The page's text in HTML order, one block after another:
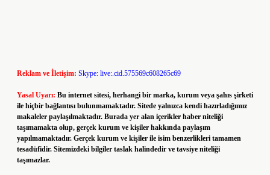
Reklam ve İletişim: Skype: live:.cid.575569c608265c69
Yasal Uyarı: Bu internet sitesi, herhangi bir marka, kurum veya şahıs şirketi
ile hiçbir bağlantısı bulunmamaktadır. Sitede yalnızca kendi hazırladığımız
makaleler paylaşılmaktadır. Burada yer alan içerikler haber niteliği
taşımamakta olup, gerçek kurum ve kişiler hakkında paylaşım
yapılmamaktadır. Gerçek kurum ve kişiler ile isim benzerlikleri tamamen
tesadüfidir. Sitemizdeki bilgiler taslak halindedir ve tavsiye niteliği
taşımazlar.